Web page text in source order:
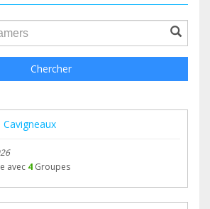
Chercher
Cavigneaux
avec 4 Groupes